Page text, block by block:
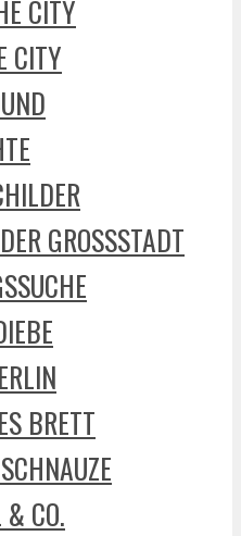
CITY
CITY
GROSSSTADT
BRETT
& CO.